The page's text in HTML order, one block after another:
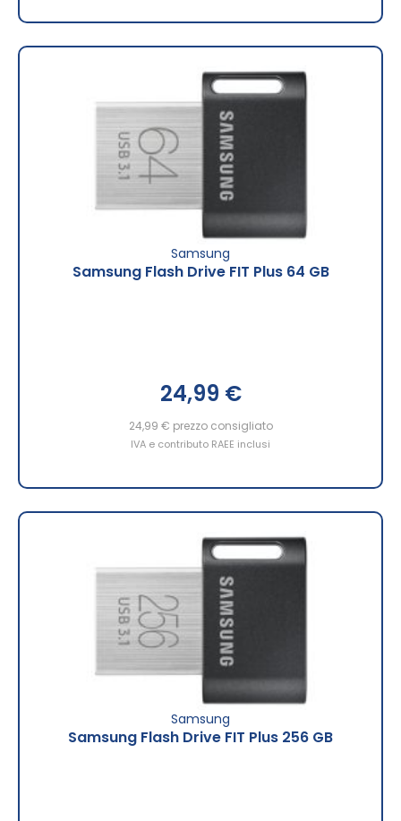
Samsung
Samsung Flash Drive FIT Plus 64 GB
24,99 €
24,99 € prezzo consigliato
IVA e contributo RAEE inclusi
Samsung
Samsung Flash Drive FIT Plus 256 GB